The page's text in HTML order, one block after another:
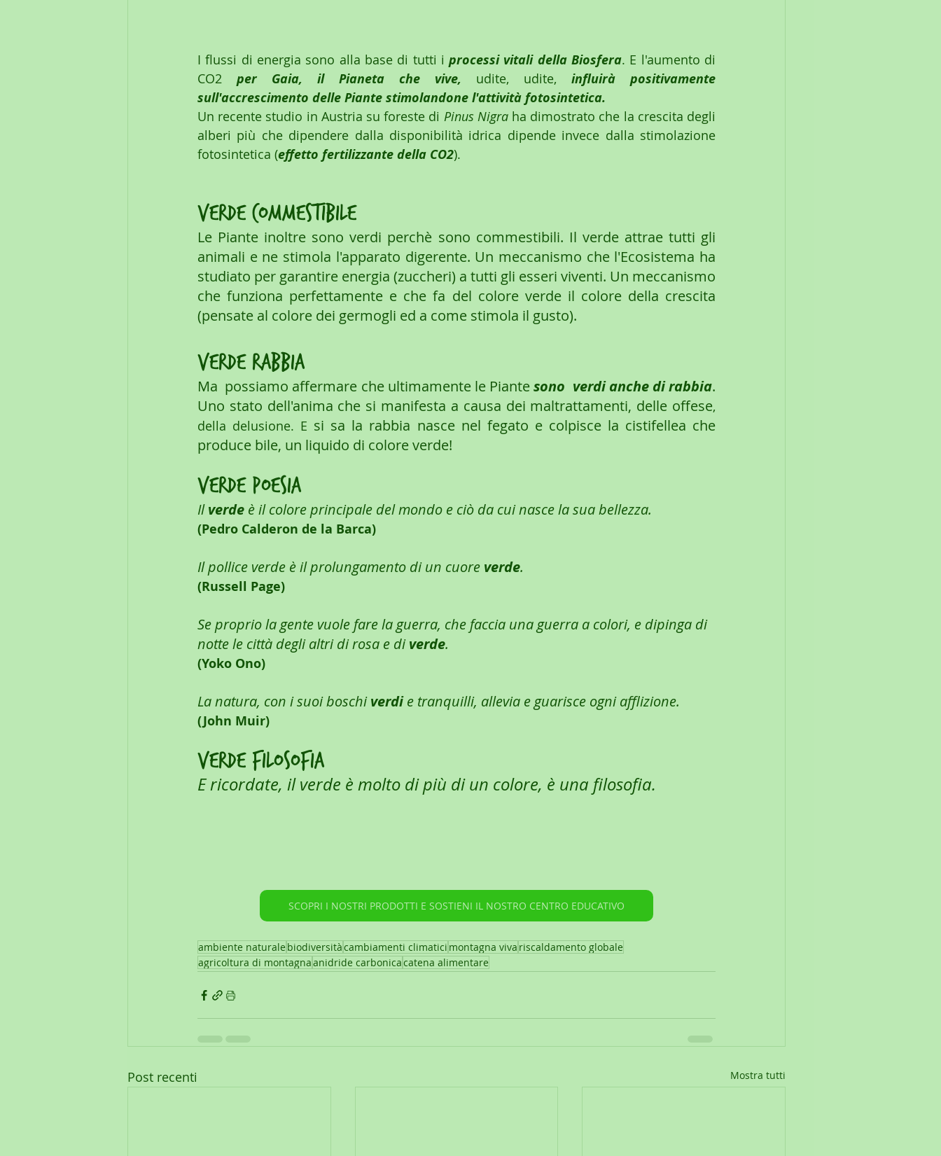
I flussi di energia sono alla base di tutti i processi vitali della Biosfera. E l'aumento di
CO2 per Gaia, il Pianeta che vive, udite, udite, influirà positivamente
sull'accrescimento delle Piante stimolandone l'attività fotosintetica.
Un recente studio in Austria su foreste di Pinus Nigra ha dimostrato che la crescita degli
alberi più che dipendere dalla disponibilità idrica dipende invece dalla stimolazione
fotosintetica (effetto fertilizzante della CO2).
verde commestibile
Le Piante inoltre sono verdi perchè sono commestibili. Il verde attrae tutti gli
animali e ne stimola l'apparato digerente. Un meccanismo che l'Ecosistema ha
studiato per garantire energia (zuccheri) a tutti gli esseri viventi. Un meccanismo
che funziona perfettamente e che fa del colore verde il colore della crescita
(pensate al colore dei germogli ed a come stimola il gusto).
verde rabbia
Ma  possiamo affermare che ultimamente le Piante sono  verdi anche di rabbia.
Uno stato dell'anima che si manifesta a causa dei maltrattamenti, delle offese,
della delusione. E si sa la rabbia nasce nel fegato e colpisce la cistifellea che
produce bile, un liquido di colore verde!
verde poesia
Il verde è il colore principale del mondo e ciò da cui nasce la sua bellezza.
(Pedro Calderon de la Barca)
Il pollice verde è il prolungamento di un cuore verde.
(Russell Page)
Se proprio la gente vuole fare la guerra, che faccia una guerra a colori, e dipinga di
notte le città degli altri di rosa e di verde.
(Yoko Ono)
La natura, con i suoi boschi verdi e tranquilli, allevia e guarisce ogni afflizione.
(John Muir)
VERDE FILOSOFIA
E ricordate, il verde è molto di più di un colore, è una filosofia.
SCOPRI I NOSTRI PRODOTTI E SOSTIENI IL NOSTRO CENTRO EDUCATIVO
ambiente naturale biodiversitàcambiamenti climatici montagna viva riscaldamento globale
agricoltura di montagnaanidride carbonicacatena alimentare
Post recenti Mostra tutti